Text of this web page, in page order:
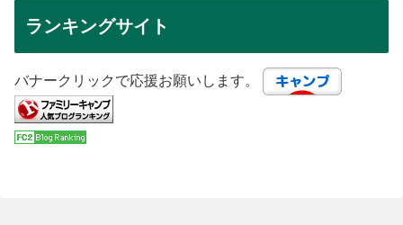
ランキングサイト
バナークリックで応援お願いします。